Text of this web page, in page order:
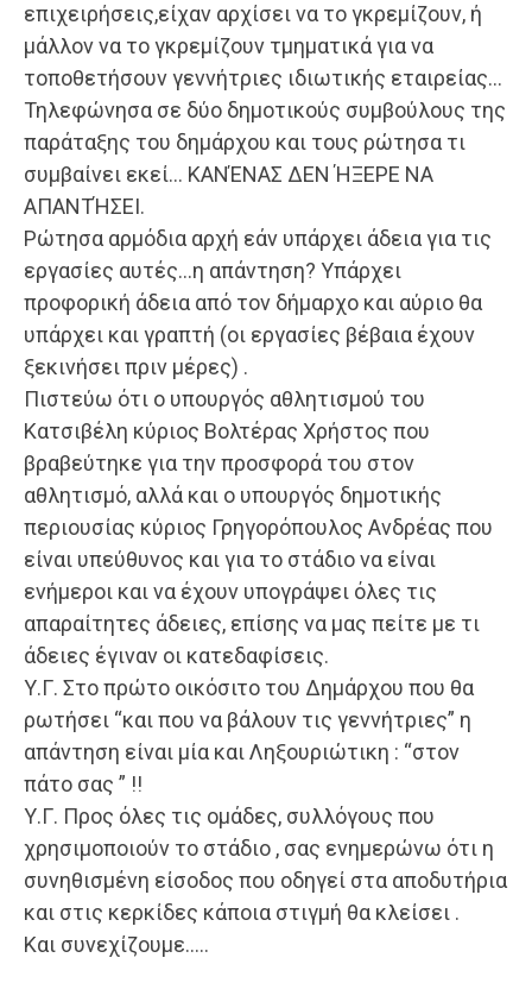
επιχειρήσεις,είχαν αρχίσει να το γκρεμίζουν, ή
μάλλον να το γκρεμίζουν τμηματικά για να
τοποθετήσουν γεννήτριες ιδιωτικής εταιρείας…
Τηλεφώνησα σε δύο δημοτικούς συμβούλους της
παράταξης του δημάρχου και τους ρώτησα τι
συμβαίνει εκεί… ΚΑΝΈΝΑΣ ΔΕΝ ΉΞΕΡΕ ΝΑ
ΑΠΑΝΤΉΣΕΙ.
Ρώτησα αρμόδια αρχή εάν υπάρχει άδεια για τις
εργασίες αυτές…η απάντηση? Υπάρχει
προφορική άδεια από τον δήμαρχο και αύριο θα
υπάρχει και γραπτή (οι εργασίες βέβαια έχουν
ξεκινήσει πριν μέρες) .
Πιστεύω ότι ο υπουργός αθλητισμού του
Κατσιβέλη κύριος Βολτέρας Χρήστος που
βραβεύτηκε για την προσφορά του στον
αθλητισμό, αλλά και ο υπουργός δημοτικής
περιουσίας κύριος Γρηγορόπουλος Ανδρέας που
είναι υπεύθυνος και για το στάδιο να είναι
ενήμεροι και να έχουν υπογράψει όλες τις
απαραίτητες άδειες, επίσης να μας πείτε με τι
άδειες έγιναν οι κατεδαφίσεις.
Υ.Γ. Στο πρώτο οικόσιτο του Δημάρχου που θα
ρωτήσει “και που να βάλουν τις γεννήτριες” η
απάντηση είναι μία και Ληξουριώτικη : “στον
πάτο σας ” !!
Υ.Γ. Προς όλες τις ομάδες, συλλόγους που
χρησιμοποιούν το στάδιο , σας ενημερώνω ότι η
συνηθισμένη είσοδος που οδηγεί στα αποδυτήρια
και στις κερκίδες κάποια στιγμή θα κλείσει .
Και συνεχίζουμε…..